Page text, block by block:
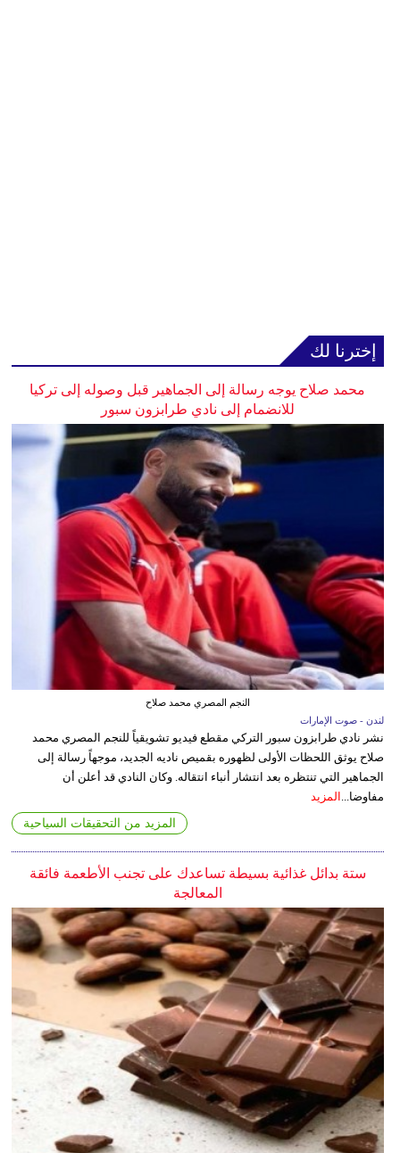
إخترنا لك
محمد صلاح يوجه رسالة إلى الجماهير قبل وصوله إلى تركيا
للانضمام إلى نادي طرابزون سبور
النجم المصري محمد صلاح
لندن - صوت الإمارات
نشر نادي طرابزون سبور التركي مقطع فيديو تشويقياً للنجم المصري محمد
صلاح يوثق اللحظات الأولى لظهوره بقميص ناديه الجديد، موجهاً رسالة إلى
الجماهير التي تنتظره بعد انتشار أنباء انتقاله. وكان النادي قد أعلن أن
مفاوضا... المزيد
المزيد من التحقيقات السياحية
ستة بدائل غذائية بسيطة تساعدك على تجنب الأطعمة فائقة
المعالجة